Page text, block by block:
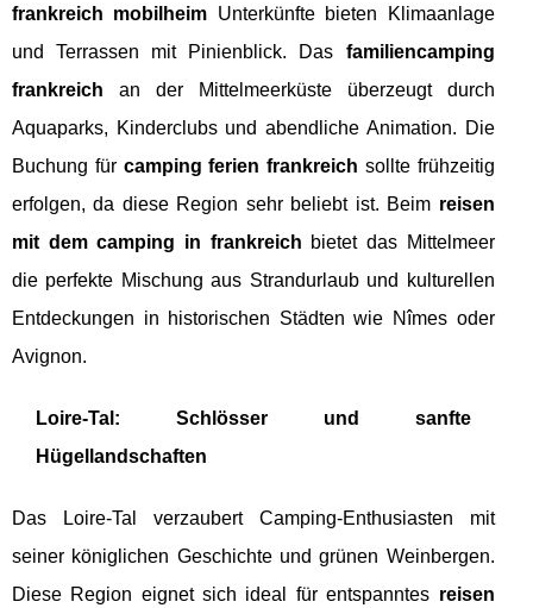
frankreich mobilheim Unterkünfte bieten Klimaanlage
und Terrassen mit Pinienblick. Das familiencamping
frankreich an der Mittelmeerküste überzeugt durch
Aquaparks, Kinderclubs und abendliche Animation. Die
Buchung für camping ferien frankreich sollte frühzeitig
erfolgen, da diese Region sehr beliebt ist. Beim reisen
mit dem camping in frankreich bietet das Mittelmeer
die perfekte Mischung aus Strandurlaub und kulturellen
Entdeckungen in historischen Städten wie Nîmes oder
Avignon.
Loire-Tal: Schlösser und sanfte
Hügellandschaften
Das Loire-Tal verzaubert Camping-Enthusiasten mit
seiner königlichen Geschichte und grünen Weinbergen.
Diese Region eignet sich ideal für entspanntes reisen